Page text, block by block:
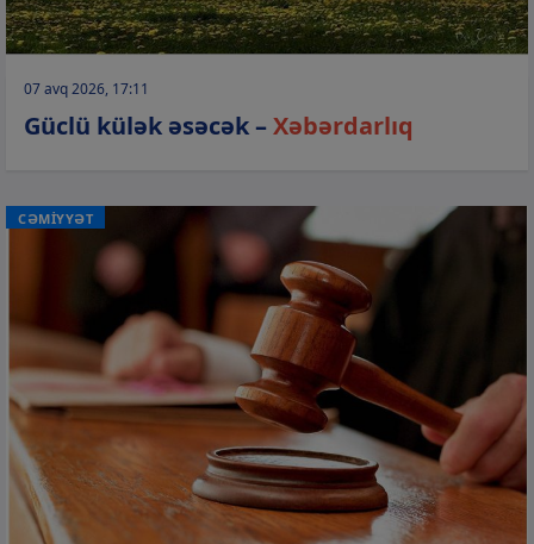
07 avq 2026, 17:11
Güclü külək əsəcək –Xəbərdarlıq
CƏMİYYƏT